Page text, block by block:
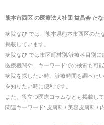
熊本市西区の医療法人社団 益昌会 た
病院なび では、 熊本県熊本市西区のた
掲載しています。
病院なび では市区町村別/診療科目別
医療機関や、キーワードでの検索も可能
病院を探したい時、診療時間を調べた
を知りたい時に便利です。
また、役立つ医療コラムなども掲載し
関連キーワード: 皮膚科 / 美容皮膚科 /